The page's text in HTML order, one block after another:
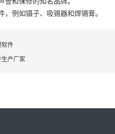
，例如镊子、吸锡器和焊锡膏。
软件
产厂家